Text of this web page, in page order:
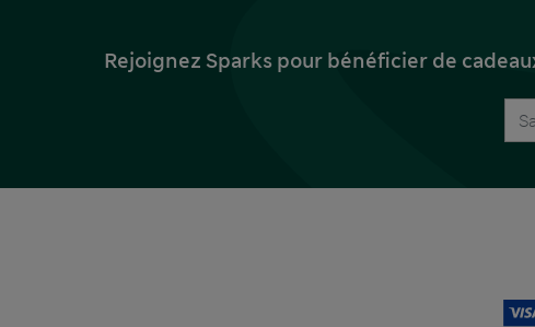
Rejoignez Sparks pour bénéficier de